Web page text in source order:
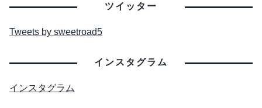
ツイッター
Tweets by sweetroad5
インスタグラム
インスタグラム